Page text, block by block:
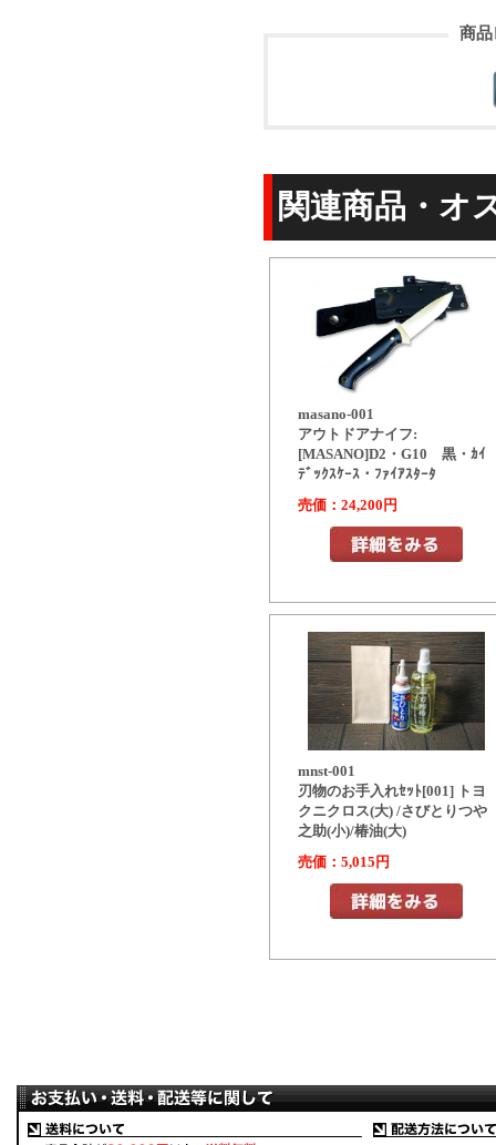
商品
関連商品・オ
masano-001
アウトドアナイフ:
[MASANO]D2・G10 黒・ｶｲ
ﾃﾞｯｸｽｹｰｽ・ﾌｧｲｱｽﾀｰﾀ
売価：24,200円
mnst-001
刃物のお手入れｾｯﾄ[001] トヨ
クニクロス(大) /さびとりつや
之助(小)/椿油(大)
売価：5,015円